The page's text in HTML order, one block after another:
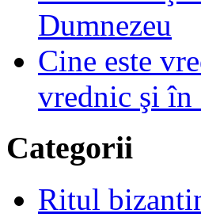
Dumnezeu
Cine este
vrednic şi în
Categorii
Ritul